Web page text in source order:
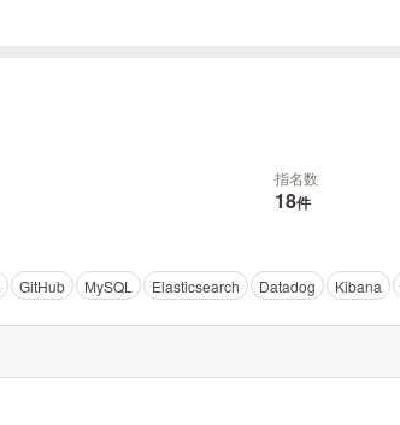
指名数
18件
GitHub MySQL Elasticsearch Datadog Kibana